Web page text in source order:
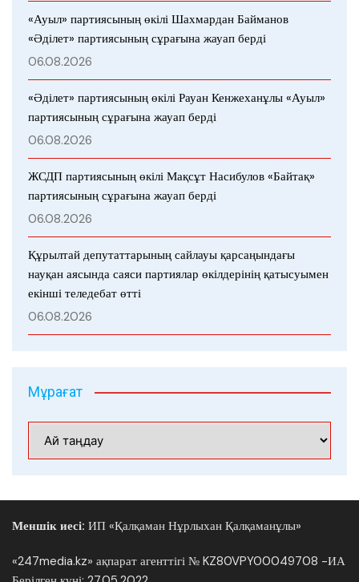
«Ауыл» партиясының өкілі Шахмардан Байманов
«Әділет» партиясының сұрағына жауап берді
06.08.2026
«Әділет» партиясының өкілі Рауан Кенжеханұлы «Ауыл»
партиясының сұрағына жауап берді
06.08.2026
ЖСДП партиясының өкілі Мақсұт Насибулов «Байтақ»
партиясының сұрағына жауап берді
06.08.2026
Құрылтай депутаттарының сайлауы қарсаңындағы
науқан аясында саяси партиялар өкілдерінің қатысуымен
екінші теледебат өтті
06.08.2026
Мұрағат
Меншік иесі: ИП «Қалқаман Нұрлыхан Қалқаманұлы»
«247media.kz» ақпарат агенттігі № KZ80VPY00049708 -ИА